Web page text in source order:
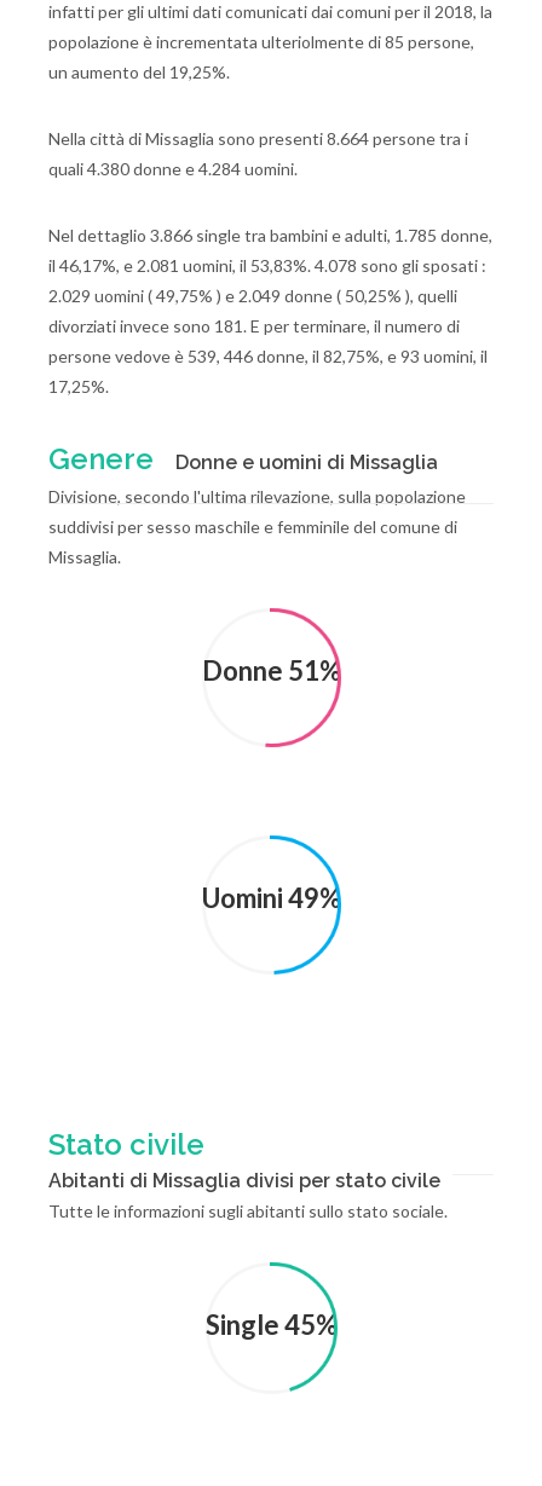
infatti per gli ultimi dati comunicati dai comuni per il 2018, la
popolazione è incrementata ulteriolmente di 85 persone,
un aumento del 19,25%.
Nella città di Missaglia sono presenti 8.664 persone tra i
quali 4.380 donne e 4.284 uomini.
Nel dettaglio 3.866 single tra bambini e adulti, 1.785 donne,
il 46,17%, e 2.081 uomini, il 53,83%. 4.078 sono gli sposati :
2.029 uomini ( 49,75% ) e 2.049 donne ( 50,25% ), quelli
divorziati invece sono 181. E per terminare, il numero di
persone vedove è 539, 446 donne, il 82,75%, e 93 uomini, il
17,25%.
Genere Donne e uomini di Missaglia
Divisione, secondo l'ultima rilevazione, sulla popolazione
suddivisi per sesso maschile e femminile del comune di
Missaglia.
Donne 51%
Uomini 49%
Stato civile
Abitanti di Missaglia divisi per stato civile
Tutte le informazioni sugli abitanti sullo stato sociale.
Single 45%